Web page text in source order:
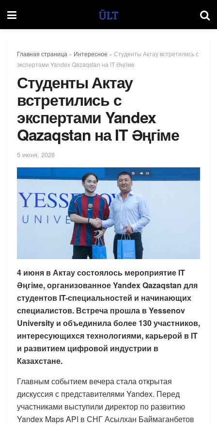
Главная страница » Интересное » Студенты Актау встретились с
экспертами Yandex Qazaqstan на IT Әңгіме
Студенты Актау
встретились с
экспертами Yandex
Qazaqstan на IT Әңгіме
5 июня, 2026
4 июня в Актау состоялось мероприятие IT
Әңгіме, организованное Yandex Qazaqstan для
студентов IT-специальностей и начинающих
специалистов. Встреча прошла в Yessenov
University и объединила более 130 участников,
интересующихся технологиями, карьерой в IT
и развитием цифровой индустрии в
Казахстане.
Главным событием вечера стала открытая
дискуссия с представителями Yandex. Перед
участниками выступили директор по развитию
Yandex Maps API в СНГ Асылхан Баймаганбетов